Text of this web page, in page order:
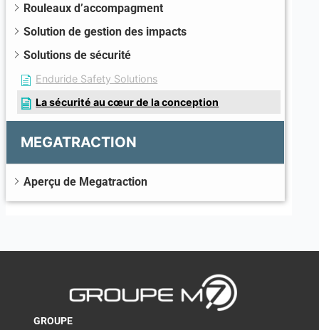
Rouleaux d’accompagment
Solution de gestion des impacts
Solutions de sécurité
Enduride Safety Solutions
La sécurité au cœur de la conception
MEGATRACTION
Aperçu de Megatraction
GROUPE